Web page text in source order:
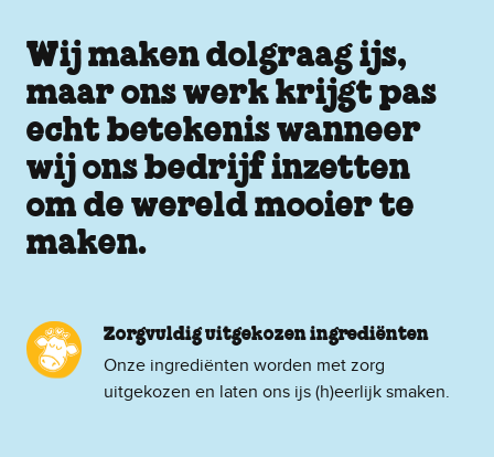
Wij maken dolgraag ijs,
maar ons werk krijgt pas
echt betekenis wanneer
wij ons bedrijf inzetten
om de wereld mooier te
maken.
Zorgvuldig uitgekozen ingrediënten
Onze ingrediënten worden met zorg
uitgekozen en laten ons ijs (h)eerlijk smaken.